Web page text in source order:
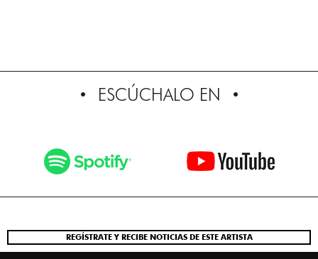
ESCÚCHALO EN
REGÍSTRATE Y RECIBE NOTICIAS DE ESTE ARTISTA